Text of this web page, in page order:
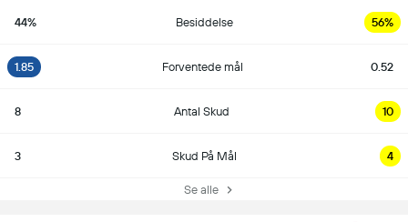
44% Besiddelse 56%
1.85 Forventede mål 0.52
8 Antal Skud 10
3 Skud På Mål 4
Se alle